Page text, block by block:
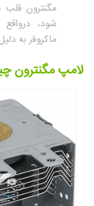
مگنترون
شود،
ماکروفر به
لامپ مگنترون